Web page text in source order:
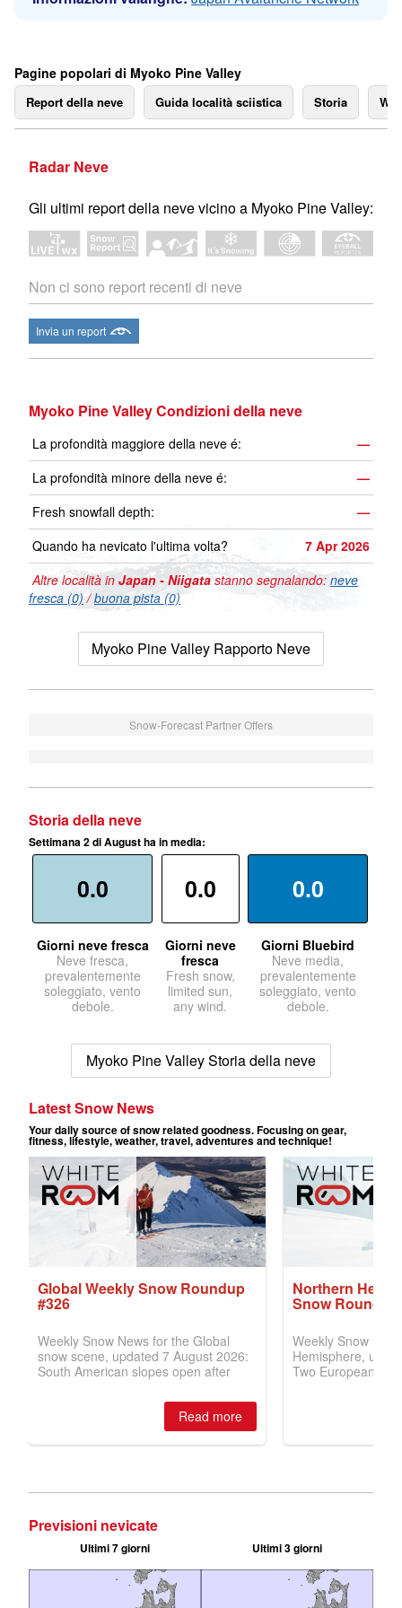
Pagine popolari di Myoko Pine Valley
Report della neve Guida località sciistica Storia
Radar Neve
Gli ultimi report della neve vicino a Myoko Pine Valley:
Non ci sono report recenti di neve
Invia un report
Myoko Pine Valley Condizioni della neve
La profondità maggiore della neve é:
—
La profondità minore della neve é:
—
Fresh snowfall depth:
—
Quando ha nevicato l'ultima volta?
7 Apr 2026
Altre località in Japan - Niigata stanno segnalando: neve
fresca (0)/buona pista (0)
Myoko Pine Valley Rapporto Neve
Snow-Forecast Partner Offers
Storia della neve
Settimana 2 di August ha in media:
0.0
Giorni neve fresca
Neve fresca,
prevalentemente
soleggiato, vento
debole.
0.0
Giorni neve
fresca
Fresh snow,
limited sun,
any wind.
0.0
Giorni Bluebird
Neve media,
prevalentemente
soleggiato, vento
debole.
Myoko Pine Valley Storia della neve
Previsioni nevicate
Ultimi 7 giorni Ultimi 3 giorni